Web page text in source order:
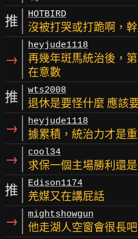
推 HOTBIRD
沒被打哭或打跪啊，
→
heyjude1118
再幾年斑馬統治後，
在意數
推 wts2008
退休是要怪什麼 應該
→ heyjude1118
據累積，統治力才是
→ cool34
求保一個主場勝利還
推 Edison1174
羌媒又在講屁話
→ mightshowgun
他走湖人空窗會很長吧